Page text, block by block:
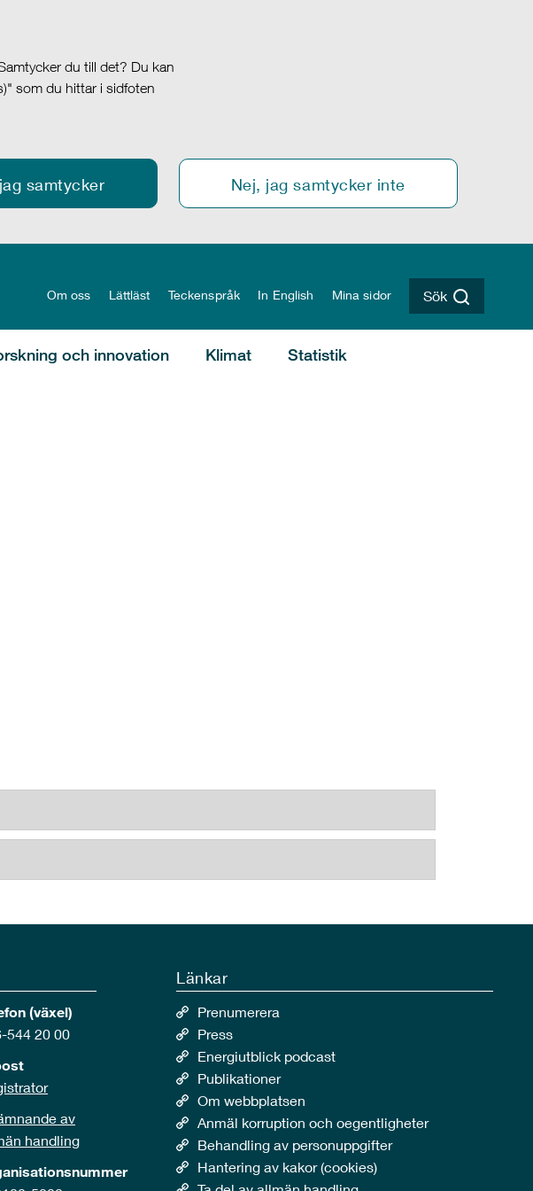
du till det? Du kan
som du hittar i sidfoten
samtycker Nej, jag samtycker inte
Om oss Lättläst Teckenspråk In English Mina sidor Sök
och innovation Klimat Statistik
(växel)
544 20 00
av
handling
Länkar
Prenumerera
Press
Energiutblick podcast
Publikationer
Om webbplatsen
Anmäl korruption och oegentligheter
Behandling av personuppgifter
Hantering av kakor (cookies)